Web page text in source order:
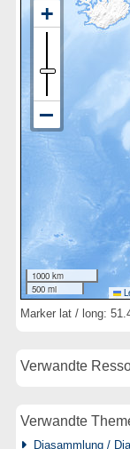
1000 km
500 mi
Marker lat / long:
Verwandte
Verwandte
Diasammlung /